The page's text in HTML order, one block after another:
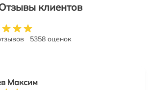
клиентов
5358 оценок
Максим